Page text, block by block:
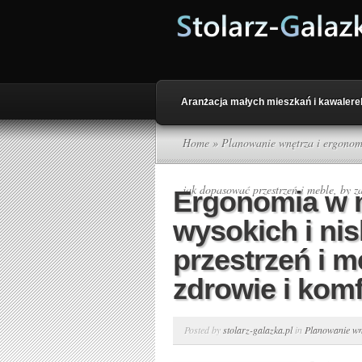
Aranżacja małych mieszkań i
Home » Planowanie wnętrza i
jak dopasować przestrzeń i meble, by
Ergonomia w
wysokich i
przestrzeń i
zdrowie i
Posted bystolarz-galazka.plin Planowanie